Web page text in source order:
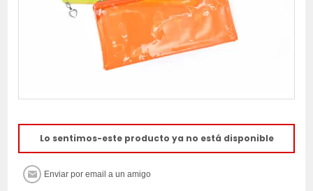
Lo sentimos-este producto ya no está disponible